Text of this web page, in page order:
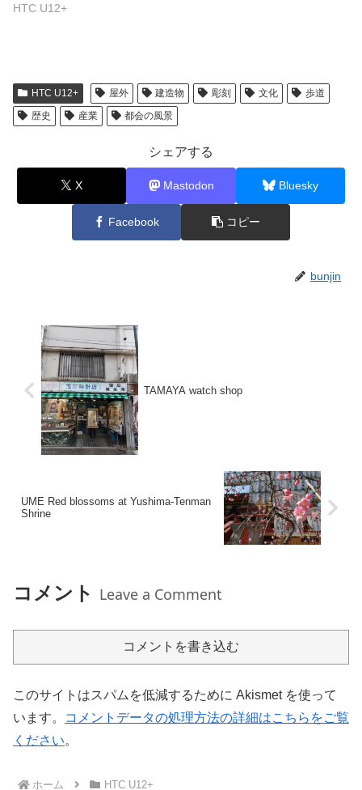
HTC U12+
HTC U12+ 屋外 建造物 彫刻 文化
歩道
歴史
産業 都会の風景
シェアする
X Mastodon Bluesky
Facebook コピー
bunjin
TAMAYA watch shop
UME Red blossoms at Yushima-Tenman
Shrine
コメント Leave a Comment
コメントを書き込む
このサイトはスパムを低減するために Akismet を使って
います。
コメントデータの処理方法の詳細はこちらをご覧
ください。
ホーム HTC U12+